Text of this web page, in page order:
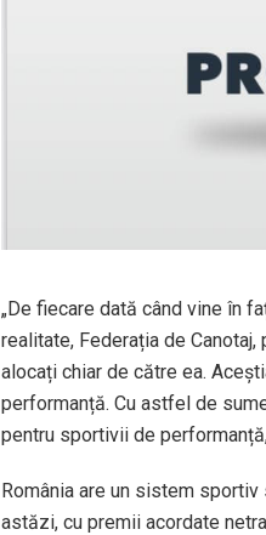
„De fiecare dată când vine în
realitate, Federația de
alocați chiar de către ea.
performanță. Cu astfel de
pentru sportivii de
România are un sistem
astăzi, cu premii acordate